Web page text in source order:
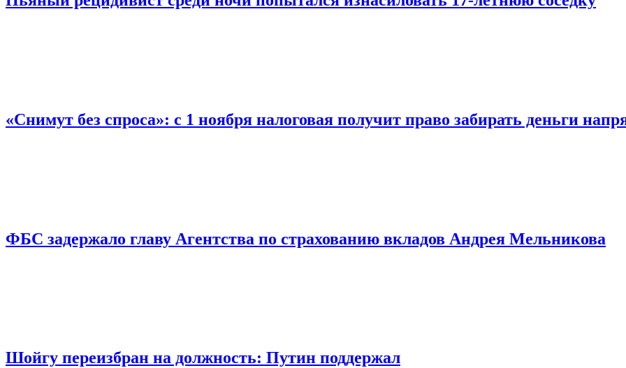
«Снимут без спроса»: с 1 ноября налоговая получит право забирать деньги
ФБС задержало главу Агентства по страхованию вкладов Андрея Мельникова
Шойгу переизбран на должность: Путин поддержал